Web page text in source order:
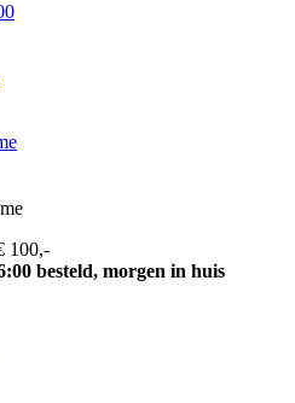
100,-
besteld, morgen in huis